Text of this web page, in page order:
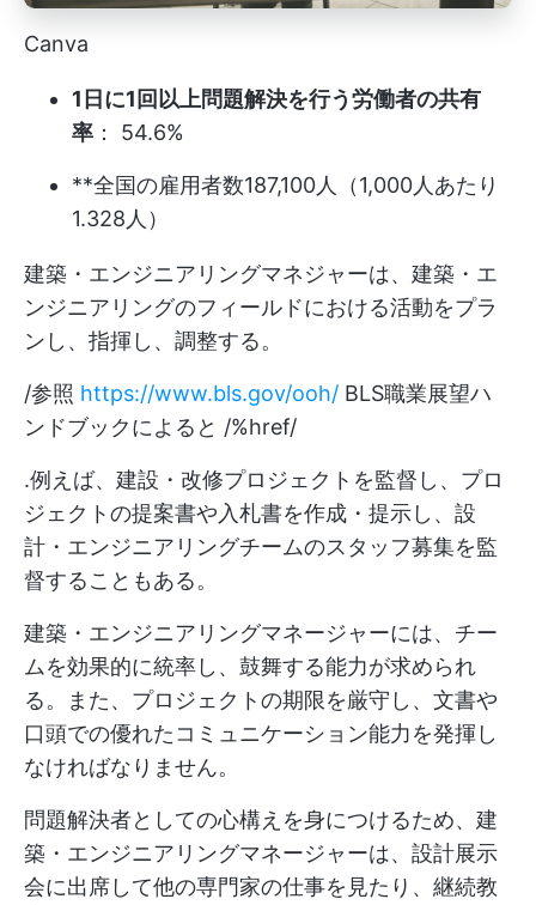
Canva
1日に1回以上問題解決を行う労働者の共有
率 ： 54.6%
**全国の雇用者数187,100人（1,000人あたり
1.328人）
建築・エンジニアリングマネジャーは、建築・エ
ンジニアリングのフィールドにおける活動をプラ
ンし、指揮し、調整する。
/参照 https://www.bls.gov/ooh/ BLS職業展望ハ
ンドブックによると /%href/
.例えば、建設・改修プロジェクトを監督し、プロ
ジェクトの提案書や入札書を作成・提示し、設
計・エンジニアリングチームのスタッフ募集を監
督することもある。
建築・エンジニアリングマネージャーには、チー
ムを効果的に統率し、鼓舞する能力が求められ
る。また、プロジェクトの期限を厳守し、文書や
口頭での優れたコミュニケーション能力を発揮し
なければなりません。
問題解決者としての心構えを身につけるため、建
築・エンジニアリングマネージャーは、設計展示
会に出席して他の専門家の仕事を見たり、継続教